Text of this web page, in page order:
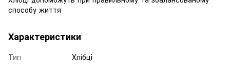
способу життя
Характеристики
Тип
Хлібці